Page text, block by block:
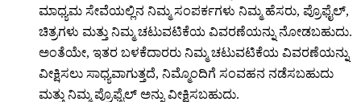
ಮಾಧ್ಯಮ ಸೇವೆಯಲ್ಲಿನ ನಿಮ್ಮ ಸಂಪರ್ಕಗಳು ನಿಮ್ಮ ಹೆಸರು, ಪ್ರೊಫೈಲ್,
ಚಿತ್ರಗಳು ಮತ್ತು ನಿಮ್ಮ ಚಟುವಟಿಕೆಯ ವಿವರಣೆಯನ್ನು ನೋಡಬಹುದು.
ಅಂತೆಯೇ, ಇತರ ಬಳಕೆದಾರರು ನಿಮ್ಮ ಚಟುವಟಿಕೆಯ ವಿವರಣೆಯನ್ನು
ವೀಕ್ಷಿಸಲು ಸಾಧ್ಯವಾಗುತ್ತದೆ, ನಿಮ್ಮೊಂದಿಗೆ ಸಂವಹನ ನಡೆಸಬಹುದು
ಮತ್ತು ನಿಮ್ಮ ಪ್ರೊಫೈಲ್ ಅನ್ನು ವೀಕ್ಷಿಸಬಹುದು.